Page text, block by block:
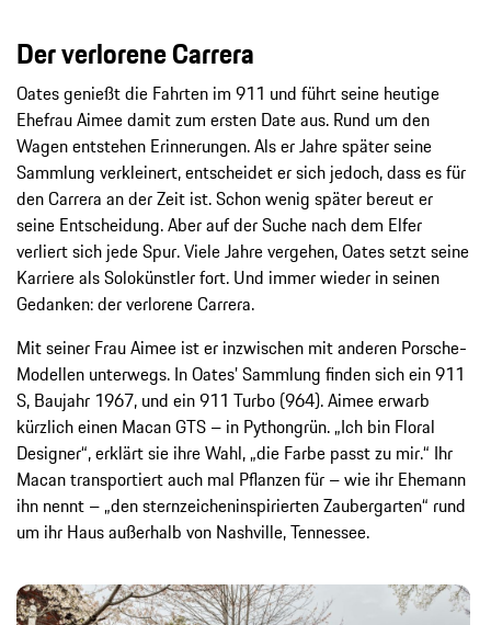
Der verlorene Carrera
Oates genießt die Fahrten im 911 und führt seine heutige
Ehefrau Aimee damit zum ersten Date aus. Rund um den
Wagen entstehen Erinnerungen. Als er Jahre später seine
Sammlung verkleinert, entscheidet er sich jedoch, dass es für
den Carrera an der Zeit ist. Schon wenig später bereut er
seine Entscheidung. Aber auf der Suche nach dem Elfer
verliert sich jede Spur. Viele Jahre vergehen, Oates setzt seine
Karriere als Solokünstler fort. Und immer wieder in seinen
Gedanken: der verlorene Carrera.
Mit seiner Frau Aimee ist er inzwischen mit anderen Porsche-
Modellen unterwegs. In Oates’ Sammlung finden sich ein 911
S, Baujahr 1967, und ein 911 Turbo (964). Aimee erwarb
kürzlich einen Macan GTS – in Pythongrün. „Ich bin Floral
Designer“, erklärt sie ihre Wahl, „die Farbe passt zu mir.“ Ihr
Macan transportiert auch mal Pflanzen für – wie ihr Ehemann
ihn nennt – „den sternzeicheninspirierten Zaubergarten“ rund
um ihr Haus außerhalb von Nashville, Tennessee.